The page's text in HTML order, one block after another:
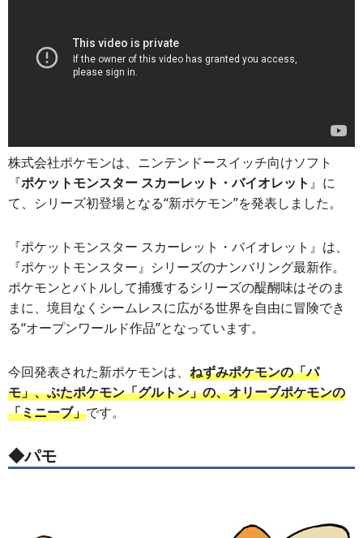
株式会社ポケモンは、ニンテンドースイッチ向けソフト
『ポケットモンスター スカーレット・バイオレット 』に
て、シリーズ初登場となる“新ポケモン”を発表しました。
『ポケットモンスター スカーレット・バイオレット』は、
『ポケットモンスター』シリーズのナンバリング最新作。
ポケモンとバトルして捕獲するシリーズの醍醐味はそのま
まに、境目なくシームレスに広がる世界を自由に冒険でき
る“オープンワールド作品”となっています。
今回発表された新ポケモンは、 ねずみポケモンの「パ
モ」、ぶたポケモン「グルトン」の、オリーブポケモンの
「ミニーブ」です。
◆パモ